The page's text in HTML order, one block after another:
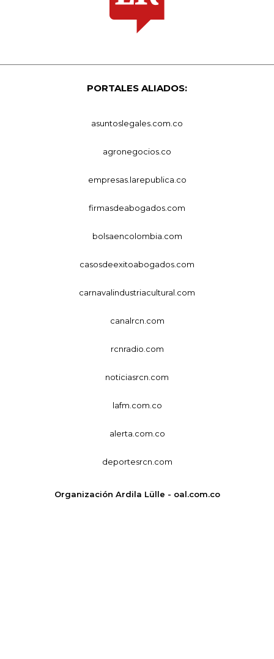
PORTALES ALIADOS:
asuntoslegales.com.co
agronegocios.co
empresas.larepublica.co
firmasdeabogados.com
bolsaencolombia.com
casosdeexitoabogados.com
carnavalindustriacultural.com
canalrcn.com
rcnradio.com
noticiasrcn.com
lafm.com.co
alerta.com.co
deportesrcn.com
Organización Ardila Lülle - oal.com.co